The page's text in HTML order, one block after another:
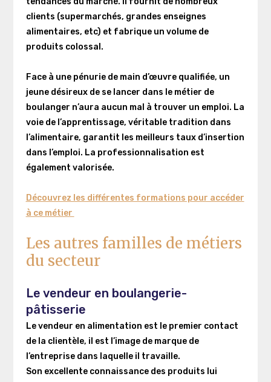
clients (supermarchés, grandes enseignes
alimentaires, etc) et fabrique un volume de
produits colossal.
Face à une pénurie de main d’œuvre qualifiée, un
jeune désireux de se lancer dans le métier de
boulanger n’aura aucun mal à trouver un emploi. La
voie de l’apprentissage, véritable tradition dans
l’alimentaire, garantit les meilleurs taux d’insertion
dans l’emploi. La professionnalisation est
également valorisée.
Découvrez les différentes formations pour accéder
à ce métier
Les autres familles de métiers
du secteur
Le vendeur en boulangerie-
pâtisserie
Le vendeur en alimentation est le premier contact
de la clientèle, il est l’image de marque de
l’entreprise dans laquelle il travaille.
Son excellente connaissance des produits lui